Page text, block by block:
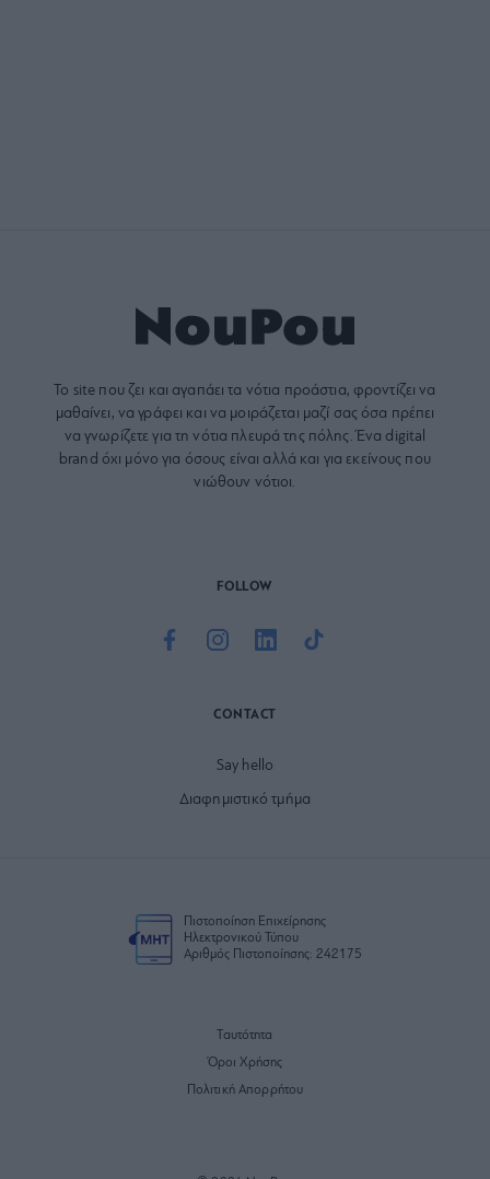
Το site που ζει και αγαπάει τα νότια προάστια, φροντίζει να
μαθαίνει, να γράφει και να μοιράζεται μαζί σας όσα πρέπει
να γνωρίζετε για τη νότια πλευρά της πόλης. Ένα digital
brand όχι μόνο για όσους είναι αλλά και για εκείνους που
νιώθουν νότιοι.
FOLLOW
CONTACT
Say hello
Διαφημιστικό τμήμα
Πιστοποίηση Επιχείρησης
Ηλεκτρονικού Τύπου
Αριθμός Πιστοποίησης: 242175
Ταυτότητα
Όροι Χρήσης
Πολιτική Απορρήτου